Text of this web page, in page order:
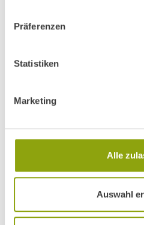
Präferenzen
Statistiken
Marketing
Alle
Auswahl
einem der
Mayr-Medizin